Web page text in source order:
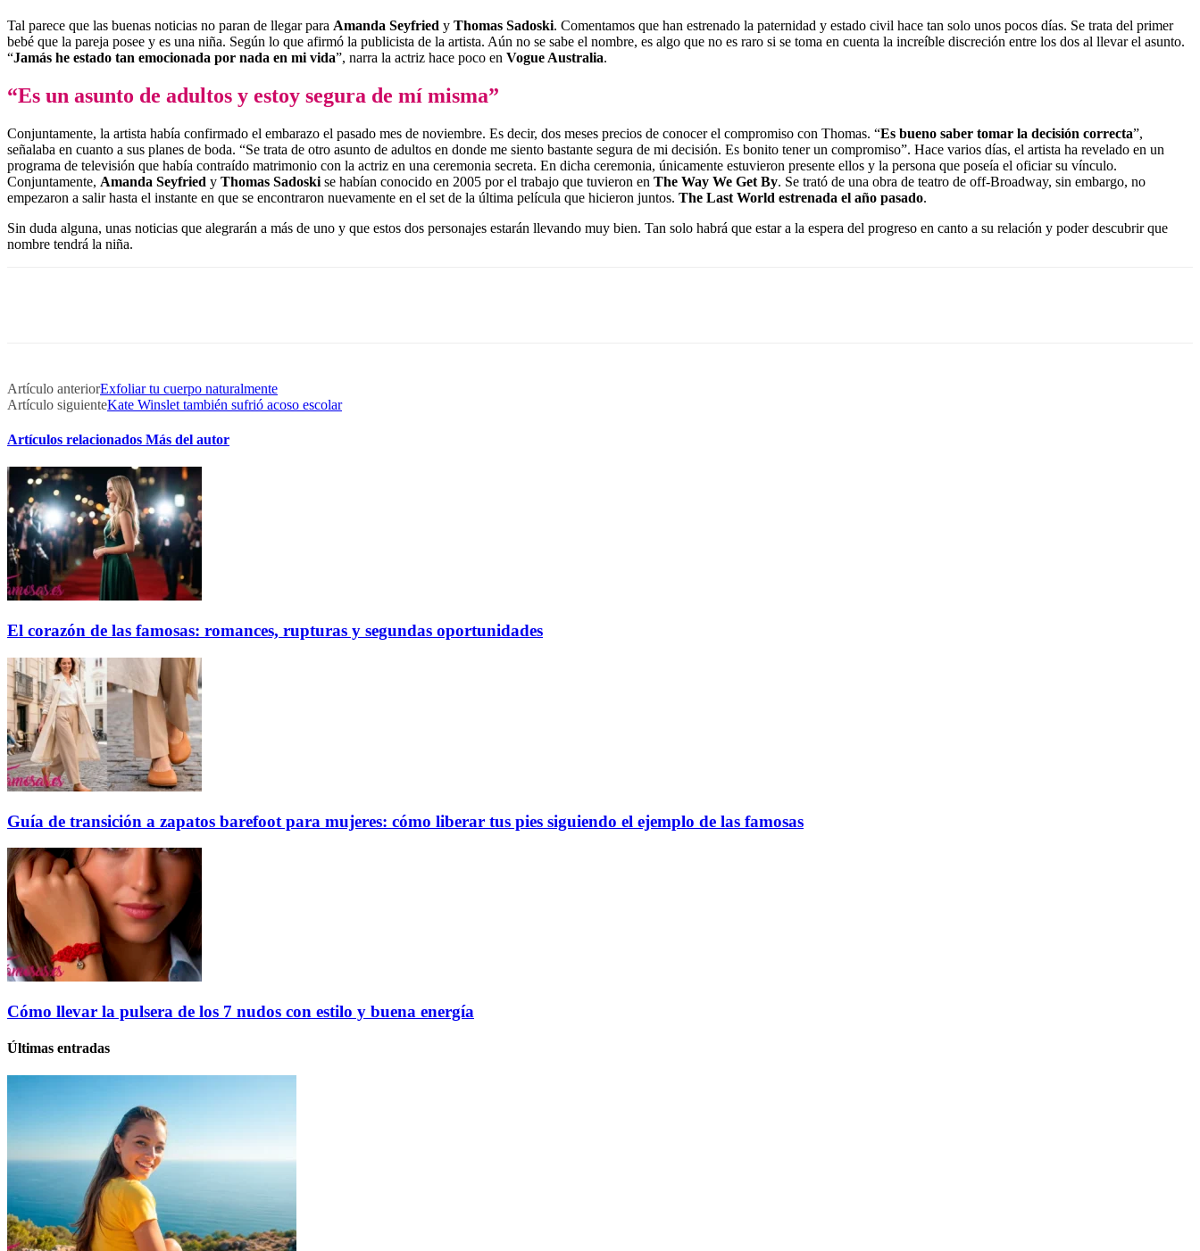
Tal parece que las buenas noticias no paran de llegar para Amanda Seyfried y Thomas Sadoski. Comentamos que han estrenado la paternidad y estado civil hace tan solo unos pocos días. Se trata del primer
bebé que la pareja posee y es una niña. Según lo que afirmó la publicista de la artista. Aún no se sabe el nombre, es algo que no es raro si se toma en cuenta la increíble discreción entre los dos al llevar el asunto.
“Jamás he estado tan emocionada por nada en mi vida”, narra la actriz hace poco en Vogue Australia.
“Es un asunto de adultos y estoy segura de mí misma”
Conjuntamente, la artista había confirmado el embarazo el pasado mes de noviembre. Es decir, dos meses precios de conocer el compromiso con Thomas. “Es bueno saber tomar la decisión correcta”,
señalaba en cuanto a sus planes de boda. “Se trata de otro asunto de adultos en donde me siento bastante segura de mi decisión. Es bonito tener un compromiso”. Hace varios días, el artista ha revelado en un
programa de televisión que había contraído matrimonio con la actriz en una ceremonia secreta. En dicha ceremonia, únicamente estuvieron presente ellos y la persona que poseía el oficiar su vínculo.
Conjuntamente, Amanda Seyfried y Thomas Sadoski se habían conocido en 2005 por el trabajo que tuvieron en The Way We Get By. Se trató de una obra de teatro de off-Broadway, sin embargo, no
empezaron a salir hasta el instante en que se encontraron nuevamente en el set de la última película que hicieron juntos. The Last World estrenada el año pasado.
Sin duda alguna, unas noticias que alegrarán a más de uno y que estos dos personajes estarán llevando muy bien. Tan solo habrá que estar a la espera del progreso en canto a su relación y poder descubrir que
nombre tendrá la niña.
Artículo anteriorExfoliar tu cuerpo naturalmente
Artículo siguienteKate Winslet también sufrió acoso escolar
Artículos relacionados Más del autor
El corazón de las famosas: romances, rupturas y segundas oportunidades
Guía de transición a zapatos barefoot para mujeres: cómo liberar tus pies siguiendo el ejemplo de las famosas
Cómo llevar la pulsera de los 7 nudos con estilo y buena energía
Últimas entradas